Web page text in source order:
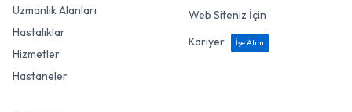
Uzmanlık Alanları
Hastalıklar
Hizmetler
Hastaneler
Web Siteniz İçin
Kariyer
İşe Alım